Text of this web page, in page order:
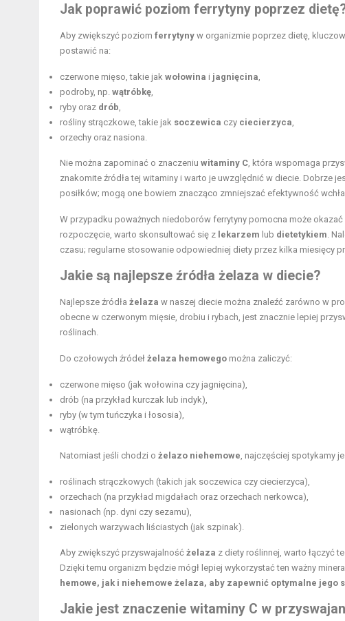
Jak poprawić poziom ferrytyny poprzez
Aby zwiększyć poziom ferrytyny w organizmie poprzez dietę,
postawić na:
czerwone mięso, takie jak wołowina i jagnięcina
podroby, np. wątróbkę
ryby oraz drób
rośliny strączkowe, takie jak soczewica czy ciecierzyca
orzechy oraz nasiona.
Nie można zapominać o znaczeniu witaminy C , która wspomaga
znakomite źródła tej witaminy i warto je uwzględnić w diecie. Dobrze
posiłków; mogą one bowiem znacząco zmniejszać efektywność
W przypadku poważnych niedoborów ferrytyny pomocna może okazać
rozpoczęcie, warto skonsultować się z lekarzem lub dietetykiem .
czasu; regularne stosowanie odpowiedniej diety przez kilka miesięcy
Jakie są najlepsze źródła żelaza w diecie?
Najlepsze źródła żelaza w naszej diecie można znaleźć zarówno w
obecne w czerwonym mięsie, drobiu i rybach, jest znacznie lepiej
roślinach.
Do czołowych źródeł żelaza hemowego można zaliczyć:
czerwone mięso (jak wołowina czy jagnięcina),
drób (na przykład kurczak lub indyk),
ryby (w tym tuńczyka i łososia),
wątróbkę.
Natomiast jeśli chodzi o żelazo niehemowe , najczęściej spotykamy
roślinach strączkowych (takich jak soczewica czy ciecierzyca),
orzechach (na przykład migdałach oraz orzechach nerkowca),
nasionach (np. dyni czy sezamu),
zielonych warzywach liściastych (jak szpinak).
Aby zwiększyć przyswajalność żelaza z diety roślinnej, warto łączyć
Dzięki temu organizm będzie mógł lepiej wykorzystać ten ważny
hemowe, jak i niehemowe żelaza, aby zapewnić optymalne jego
Jakie jest znaczenie witaminy C w